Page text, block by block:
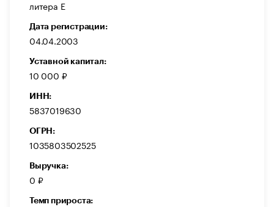
литера Е
Дата регистрации:
04.04.2003
Уставной капитал:
10 000 ₽
ИНН:
5837019630
ОГРН:
1035803502525
Выручка:
0 ₽
Темп прироста: